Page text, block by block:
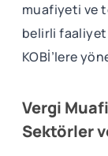
muafiyeti ve
belirli faaliyet
KOBİ’lere
Vergi
Sektörler